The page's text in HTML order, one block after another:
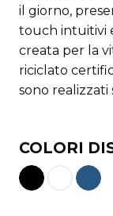
il giorno,
touch intuitivi
creata per la
riciclato
sono realizzati
COLORI